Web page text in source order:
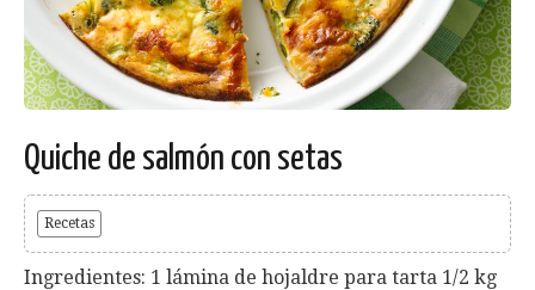
Quiche de salmón con setas
Recetas
Ingredientes: 1 lámina de hojaldre para tarta 1/2 kg